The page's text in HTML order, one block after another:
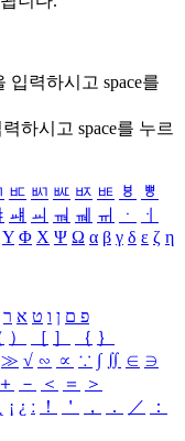
입력하시고 space를
하시고 space를 누르
ㅳ ㅴ ㅵ ㅶ ㅷ ㅸ
ㅹ
ㆈ ㆉ ㆊ ㆋ ㆌ ㆍ
ㆎ
Υ Φ Χ Ψ Ω α β γ δ ε ζ η
פ ם ן ו ט א ר
） ［ ］ ｛ ｝
≫ √ ∽ ∝ ∵ ∫ ∬ ∈ ∋
＋ － ＜ ＝
＞
¡ ¿ ː ！ ＇ ， ． ／
：